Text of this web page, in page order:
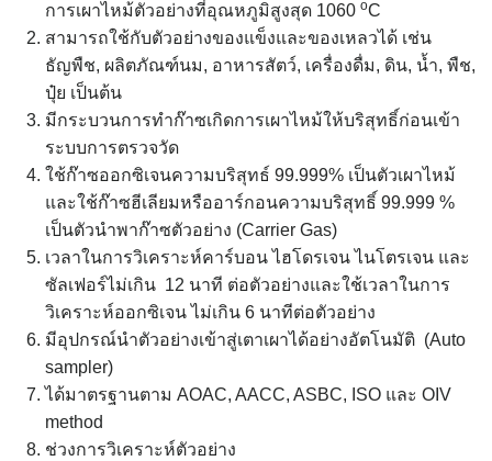
การเผาไหม้ตัวอย่างที่อุณหภูมิสูงสุด 1060 oC
สามารถใช้กับตัวอย่างของแข็งและของเหลวได้ เช่น
ธัญพืช, ผลิตภัณฑ์นม, อาหารสัตว์, เครื่องดื่ม, ดิน, น้ำ, พืช,
ปุ๋ย เป็นต้น
มีกระบวนการทำก๊าซเกิดการเผาไหม้ให้บริสุทธิ์ก่อนเข้า
ระบบการตรวจวัด
ใช้ก๊าซออกซิเจนความบริสุทธ์ 99.999% เป็นตัวเผาไหม้
และใช้ก๊าซฮีเลียมหรืออาร์กอนความบริสุทธิ์ 99.999 %
เป็นตัวนำพาก๊าซตัวอย่าง (Carrier Gas)
เวลาในการวิเคราะห์คาร์บอน ไฮโดรเจน ไนโตรเจน และ
ซัลเฟอร์ไม่เกิน 12 นาที ต่อตัวอย่างและใช้เวลาในการ
วิเคราะห์ออกซิเจน ไม่เกิน 6 นาทีต่อตัวอย่าง
มีอุปกรณ์นำตัวอย่างเข้าสู่เตาเผาได้อย่างอัตโนมัติ (Auto
sampler)
ได้มาตรฐานตาม AOAC, AACC, ASBC, ISO และ OIV
method
ช่วงการวิเคราะห์ตัวอย่าง